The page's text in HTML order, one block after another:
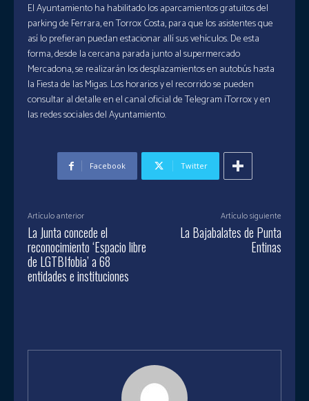
El Ayuntamiento ha habilitado los aparcamientos gratuitos del
parking de Ferrara, en Torrox Costa, para que los asistentes que
así lo prefieran puedan estacionar allí sus vehículos. De esta
forma, desde la cercana parada junto al supermercado
Mercadona, se realizarán los desplazamientos en autobús hasta
la Fiesta de las Migas. Los horarios y el recorrido se pueden
consultar al detalle en el canal oficial de Telegram iTorrox y en
las redes sociales del Ayuntamiento.
Facebook Twitter
Artículo anterior
La Junta concede el
reconocimiento ‘Espacio libre
de LGTBIfobia’ a 68
entidades e instituciones
Artículo siguiente
La Bajabalates de Punta
Entinas